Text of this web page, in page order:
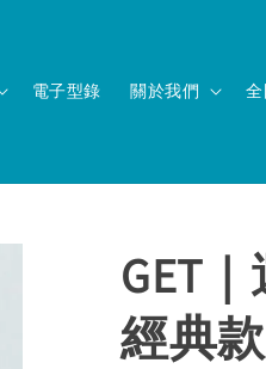
電子型錄 關於我們
GET
經典款